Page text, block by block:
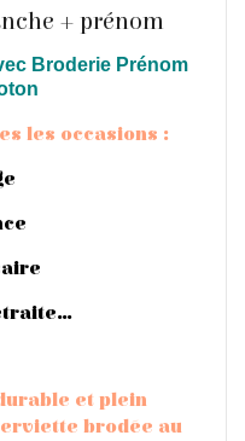
+ prénom
Broderie Prénom
les occasions :
et plein
brodée au